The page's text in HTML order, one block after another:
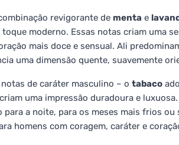
revigorante de menta e
moderno. Essas notas criam uma
mais doce e sensual. Ali
uma dimensão quente, suavemente
de caráter masculino – o tabaco
criam uma impressão duradoura e luxuosa.
para a noite, para os meses mais frios
homens com coragem, caráter e